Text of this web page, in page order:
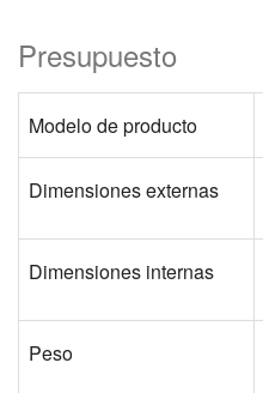
Presupuesto
Modelo de producto
Dimensiones externas
Dimensiones internas
Peso